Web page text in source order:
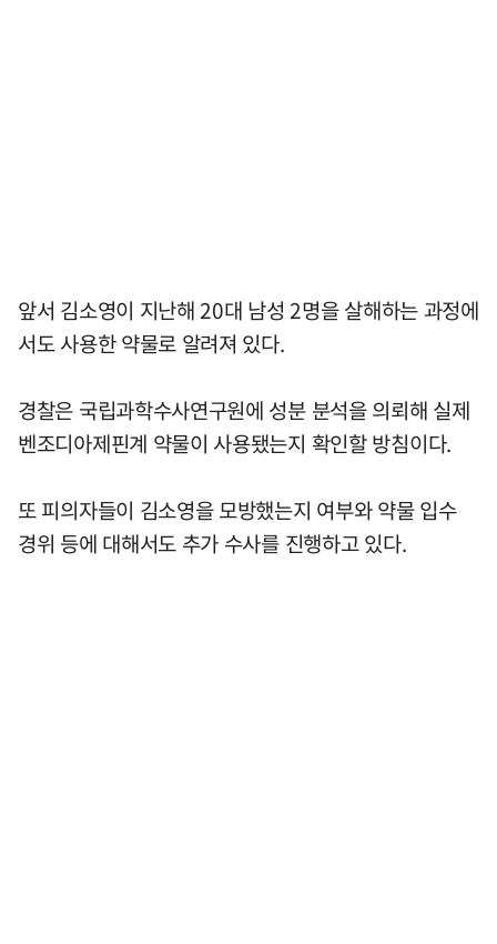
앞서 김소영이 지난해 20대 남성 2명을 살해하는 과정에
서도 사용한 약물로 알려져 있다.
경찰은 국립과학수사연구원에 성분 분석을 의뢰해 실제
벤조디아제핀계 약물이 사용됐는지 확인할 방침이다.
또 피의자들이 김소영을 모방했는지 여부와 약물 입수
경위 등에 대해서도 추가 수사를 진행하고 있다.